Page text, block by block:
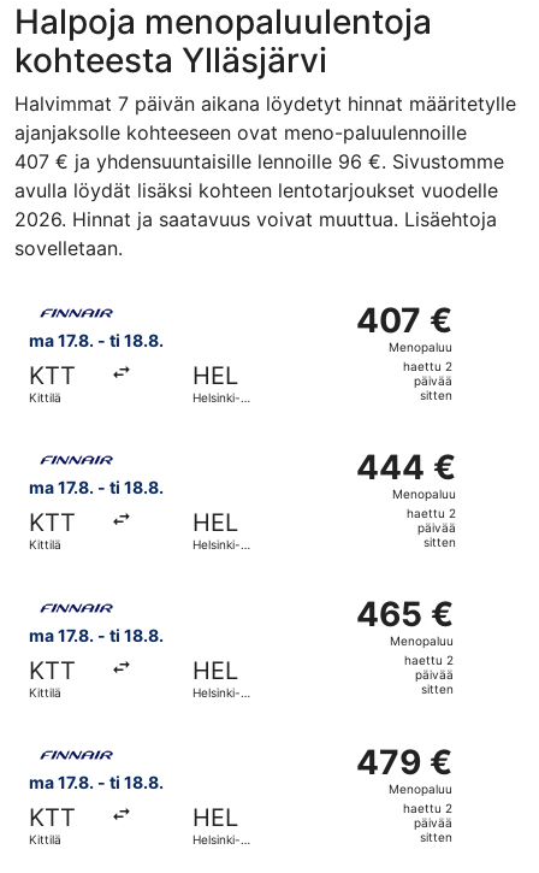
Halpoja menopaluulentoja
kohteesta Ylläsjärvi
Halvimmat 7 päivän aikana löydetyt hinnat määritetylle
ajanjaksolle kohteeseen ovat meno-paluulennoille
407 € ja yhdensuuntaisille lennoille 96 €. Sivustomme
avulla löydät lisäksi kohteen lentotarjoukset vuodelle
2026. Hinnat ja saatavuus voivat muuttua. Lisäehtoja
sovelletaan.
ma 17.8. - ti 18.8.
KTT
Kittilä
HEL
Helsinki-
407 €
Menopaluu,
haettu
407 €
Menopaluu
haettu 2
päivää
sitten
ma 17.8. - ti 18.8.
KTT
Kittilä
HEL
Helsinki-
444 €
Menopaluu,
haettu
444 €
Menopaluu
haettu 2
päivää
sitten
ma 17.8. - ti 18.8.
KTT
Kittilä
HEL
Helsinki-
465 €
Menopaluu,
haettu
465 €
Menopaluu
haettu 2
päivää
sitten
ma 17.8. - ti 18.8.
KTT
Kittilä
HEL
Helsinki-
479 €
Menopaluu,
haettu
479 €
Menopaluu
haettu 2
päivää
sitten